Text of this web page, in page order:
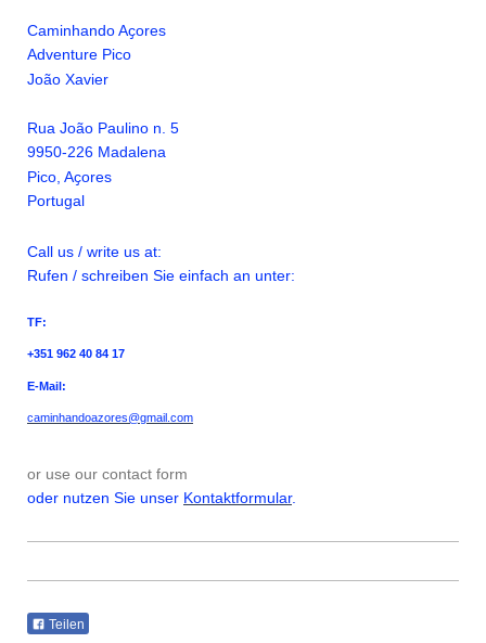
Caminhando Aҫores
Adventure Pico
João Xavier
Rua João Paulino n. 5
9950-226 Madalena
Pico, Aҫores
Portugal
Call us / write us at:
Rufen / schreiben Sie einfach an unter:
TF:
+351 962 40 84 17
E-Mail:
caminhandoazores@gmail.com
or use our contact form
oder nutzen Sie unser Kontaktformular.
Teilen